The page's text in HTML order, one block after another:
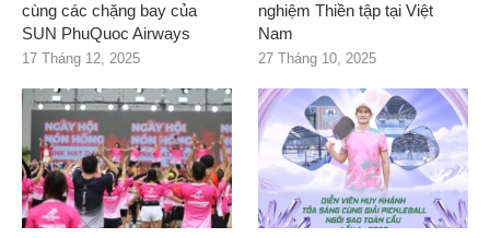
cùng các chặng bay của
SUN PhuQuoc Airways
17 Tháng 12, 2025
nghiệm Thiền tập tại Việt
Nam
27 Tháng 10, 2025